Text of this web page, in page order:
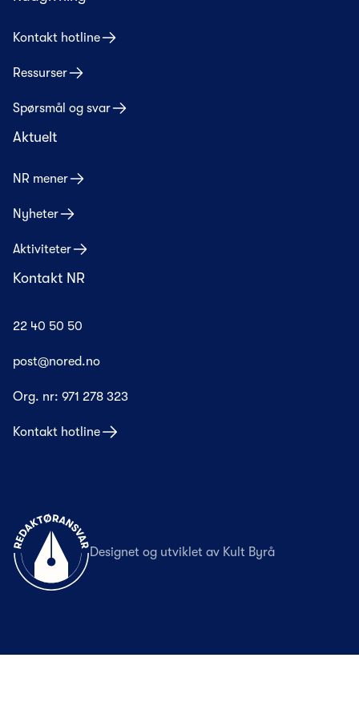
Kontakt hotline
Ressurser
Spørsmål og svar
Aktuelt
NR mener
Nyheter
Aktiviteter
Kontakt NR
22 40 50 50
post@nored.no
Org. nr: 971 278 323
Kontakt hotline
Til forsiden
Designet og utviklet av Kult Byrå